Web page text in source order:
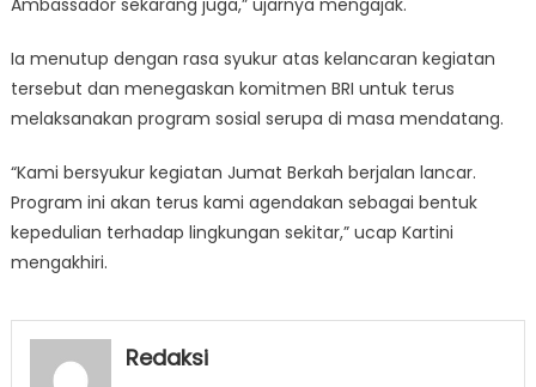
Ambassador sekarang juga,” ujarnya mengajak.
Ia menutup dengan rasa syukur atas kelancaran kegiatan
tersebut dan menegaskan komitmen BRI untuk terus
melaksanakan program sosial serupa di masa mendatang.
“Kami bersyukur kegiatan Jumat Berkah berjalan lancar.
Program ini akan terus kami agendakan sebagai bentuk
kepedulian terhadap lingkungan sekitar,” ucap Kartini
mengakhiri.
Redaksi